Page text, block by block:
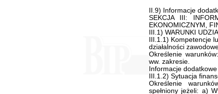
II.9) Informacje
SEKCJA III:
EKONOMICZNYM,
III.1) WARUNKI
III.1.1) Kompetencje
działalności
Określenie
ww. zakresie.
Informacje dodatkowe
III.1.2) Sytuacja
Określenie
spełniony jeżeli: a)